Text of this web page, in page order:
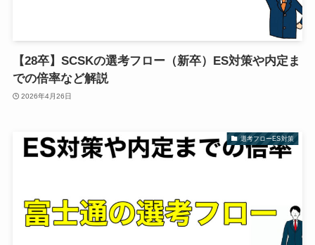
【28卒】SCSKの選考フロー（新卒）ES対策や内定ま
での倍率など解説
2026年4月26日
選考フローES対策